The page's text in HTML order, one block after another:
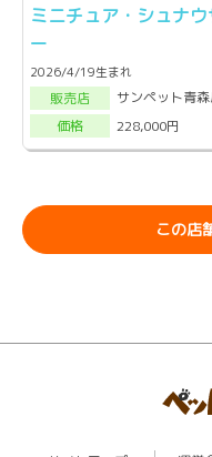
ミニチュア・シュナウ
ー
2026/4/19生まれ
販売店
サンペット青森
価格
228,000円
この店